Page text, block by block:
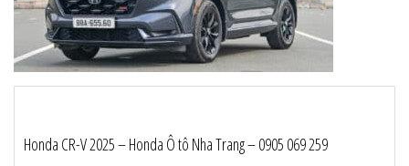
Honda CR-V 2025 – Honda Ô tô Nha Trang – 0905 069 259